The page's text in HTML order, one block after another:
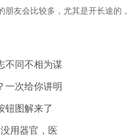
友会比较多，尤其是开长途的，
不同不相为谋
一次给你讲明
钮图解来了
用器官，医